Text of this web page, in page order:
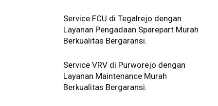
Service FCU di Tegalrejo dengan
Layanan Pengadaan Sparepart Murah
Berkualitas Bergaransi.
Service VRV di Purworejo dengan
Layanan Maintenance Murah
Berkualitas Bergaransi.